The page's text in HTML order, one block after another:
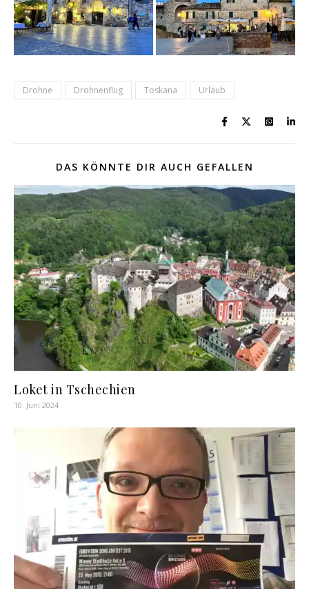
Drohne Drohnenflug Toskana Urlaub
DAS KÖNNTE DIR AUCH GEFALLEN
Loket in Tschechien
10. Juni 2024